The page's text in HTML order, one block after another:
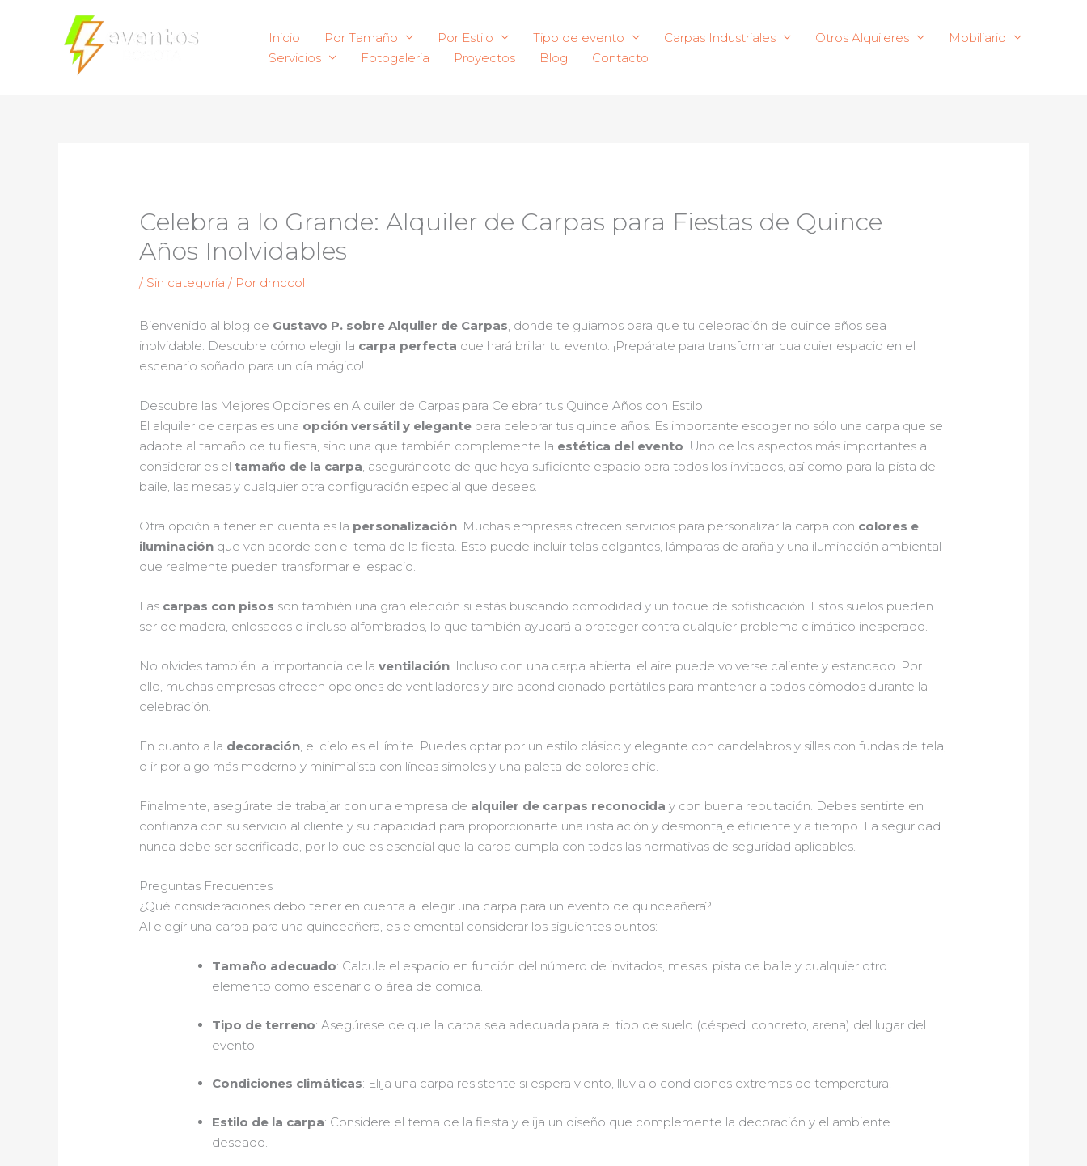
Inicio Por Tamaño Por Estilo Tipo de evento Carpas Industriales Otros Alquileres
Mobiliario
Servicios
Fotogaleria Proyectos Blog Contacto
Celebra a lo Grande: Alquiler de Carpas para Fiestas de Quince
Años Inolvidables
/ Sin categoría / Por dmccol
Bienvenido al blog de Gustavo P. sobre Alquiler de Carpas, donde te guiamos para que tu celebración de quince años sea
inolvidable. Descubre cómo elegir la carpa perfecta que hará brillar tu evento. ¡Prepárate para transformar cualquier espacio en el
escenario soñado para un día mágico!
Descubre las Mejores Opciones en Alquiler de Carpas para Celebrar tus Quince Años con Estilo
El alquiler de carpas es una opción versátil y elegante para celebrar tus quince años. Es importante escoger no sólo una carpa que se
adapte al tamaño de tu fiesta, sino una que también complemente la estética del evento. Uno de los aspectos más importantes a
considerar es eltamaño de la carpa, asegurándote de que haya suficiente espacio para todos los invitados, así como para la pista de
baile, las mesas y cualquier otra configuración especial que desees.
Otra opción a tener en cuenta es la personalización. Muchas empresas ofrecen servicios para personalizar la carpa con colores e
iluminación que van acorde con el tema de la fiesta. Esto puede incluir telas colgantes, lámparas de araña y una iluminación ambiental
que realmente pueden transformar el espacio.
Las carpas con pisos son también una gran elección si estás buscando comodidad y un toque de sofisticación. Estos suelos pueden
ser de madera, enlosados o incluso alfombrados, lo que también ayudará a proteger contra cualquier problema climático inesperado.
No olvides también la importancia de laventilación. Incluso con una carpa abierta, el aire puede volverse caliente y estancado. Por
ello, muchas empresas ofrecen opciones de ventiladores y aire acondicionado portátiles para mantener a todos cómodos durante la
celebración.
En cuanto a la decoración, el cielo es el límite. Puedes optar por un estilo clásico y elegante con candelabros y sillas con fundas de tela,
o ir por algo más moderno y minimalista con líneas simples y una paleta de colores chic.
Finalmente, asegúrate de trabajar con una empresa de alquiler de carpas reconocida y con buena reputación. Debes sentirte en
confianza con su servicio al cliente y su capacidad para proporcionarte una instalación y desmontaje eficiente y a tiempo. La seguridad
nunca debe ser sacrificada, por lo que es esencial que la carpa cumpla con todas las normativas de seguridad aplicables.
Preguntas Frecuentes
¿Qué consideraciones debo tener en cuenta al elegir una carpa para un evento de quinceañera?
Al elegir una carpa para una quinceañera, es elemental considerar los siguientes puntos:
Tamaño adecuado: Calcule el espacio en función del número de invitados, mesas, pista de baile y cualquier otro
elemento como escenario o área de comida.
Tipo de terreno: Asegúrese de que la carpa sea adecuada para el tipo de suelo (césped, concreto, arena) del lugar del
evento.
Condiciones climáticas: Elija una carpa resistente si espera viento, lluvia o condiciones extremas de temperatura.
Estilo de la carpa: Considere el tema de la fiesta y elija un diseño que complemente la decoración y el ambiente
deseado.